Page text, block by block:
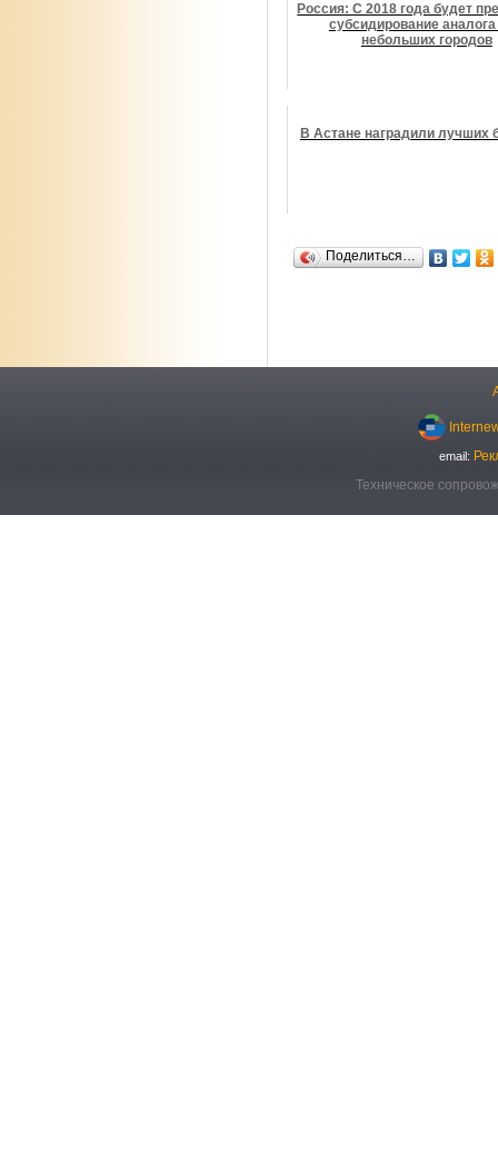
Россия: С 2018 года будет
субсидирование
небольших городов
В Астане наградили лучших
Поделиться…
email:
Техническое